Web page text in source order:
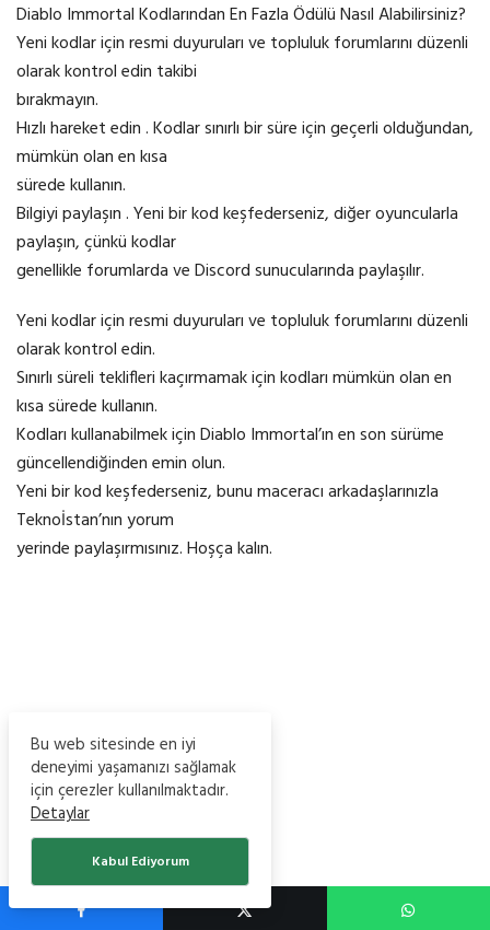
Diablo Immortal Kodlarından En Fazla Ödülü Nasıl Alabilirsiniz?
Yeni kodlar için resmi duyuruları ve topluluk forumlarını düzenli
olarak kontrol edin takibi
bırakmayın.
Hızlı hareket edin . Kodlar sınırlı bir süre için geçerli olduğundan,
mümkün olan en kısa
sürede kullanın.
Bilgiyi paylaşın . Yeni bir kod keşfederseniz, diğer oyuncularla
paylaşın, çünkü kodlar
genellikle forumlarda ve Discord sunucularında paylaşılır.
Yeni kodlar için resmi duyuruları ve topluluk forumlarını düzenli
olarak kontrol edin.
Sınırlı süreli teklifleri kaçırmamak için kodları mümkün olan en
kısa sürede kullanın.
Kodları kullanabilmek için Diablo Immortal’ın en son sürüme
güncellendiğinden emin olun.
Yeni bir kod keşfederseniz, bunu maceracı arkadaşlarınızla
Teknoİstan’nın yorum
yerinde paylaşırmısınız. Hoşça kalın.
Bu web sitesinde en iyi
deneyimi yaşamanızı sağlamak
için çerezler kullanılmaktadır.
Detaylar
Kabul Ediyorum